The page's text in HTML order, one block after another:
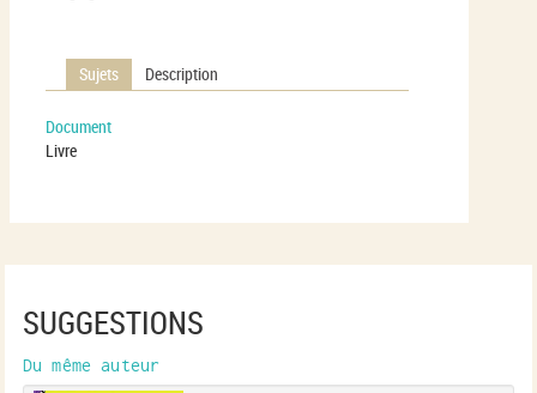
Sujets Description
Document
Livre
SUGGESTIONS
Du même auteur